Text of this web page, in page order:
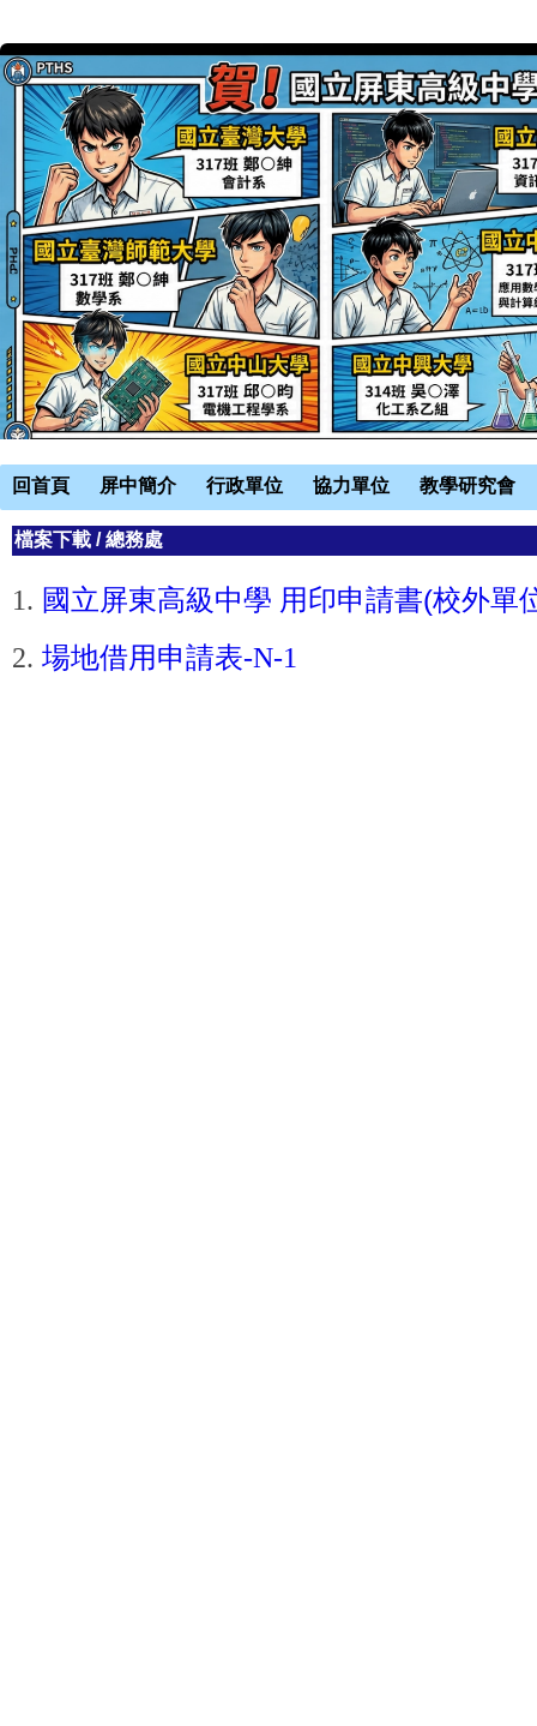
回首頁 屏中簡介 行政單位 協力單位 教學研究會
檔案下載 /總務處
1. 國立屏東高級中學 用印申請書(校外單
2. 場地借用申請表-N-1